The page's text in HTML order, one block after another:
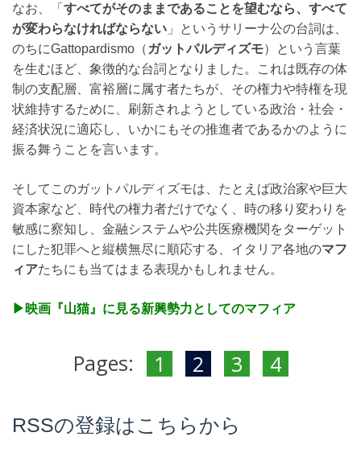
なお、「 すべてがそのままであることを望むなら、すべて
が変わらなければならない 」というサリーナ公の台詞は、
のちにGattopardismo（ ガットパルディズモ）という言葉
を生むほど、象徴的な台詞となりました。これは既存の体
制の支配層、富裕層に属す者たちが、その権力や特権を現
状維持するために、刷新されようとしている政治・社会・
経済状況に適応し、いかにもその推進者であるかのように
振る舞うことを言います。
そしてこのガットパルディズモは、たとえば政治家や巨大
資本家など、時代の権力者だけでなく、時の移り変わりを
敏感に察知し、金融システムや公共医療機関をターゲット
にした犯罪へと縦横無尽に順応する、イタリア各地のマフ
ィアたちにも当てはまる表現かもしれません。
▶︎映画『山猫』に見る新興勢力としてのマフィア
Pages: 1 2 3 4
RSSの登録はこちらから